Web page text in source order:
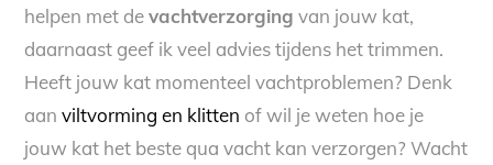
helpen met devachtverzorging van jouw kat,
daarnaast geef ik veel advies tijdens het trimmen.
Heeft jouw kat momenteel vachtproblemen? Denk
aanviltvorming en klitten of wil je weten hoe je
jouw kat het beste qua vacht kan verzorgen? Wacht